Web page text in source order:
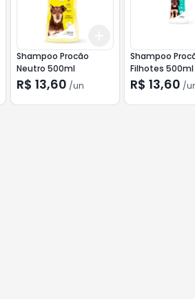
+10
Shampoo Procão
Neutro 500ml
R$ 13,60 /un
Shampoo
Filhotes 500ml
R$ 13,60 /